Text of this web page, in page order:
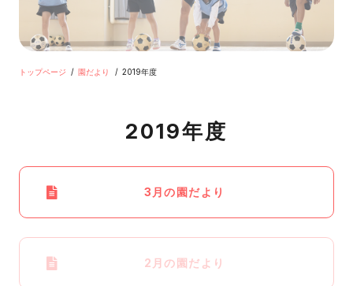
トップページ 園だより 2019年度
2019年度
3月の園だより
2月の園だより